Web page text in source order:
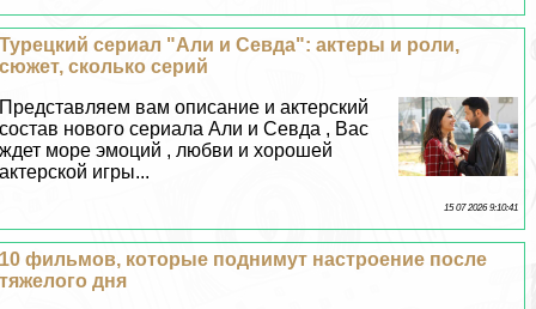
Турецкий сериал "Али и Севда": актеры и роли,
сюжет, сколько серий
Представляем вам описание и актерский
состав нового сериала Али и Севда , Вас
ждет море эмоций , любви и хорошей
актерской игры...
15 07 2026 9:10:41
10 фильмов, которые поднимут настроение после
тяжелого дня